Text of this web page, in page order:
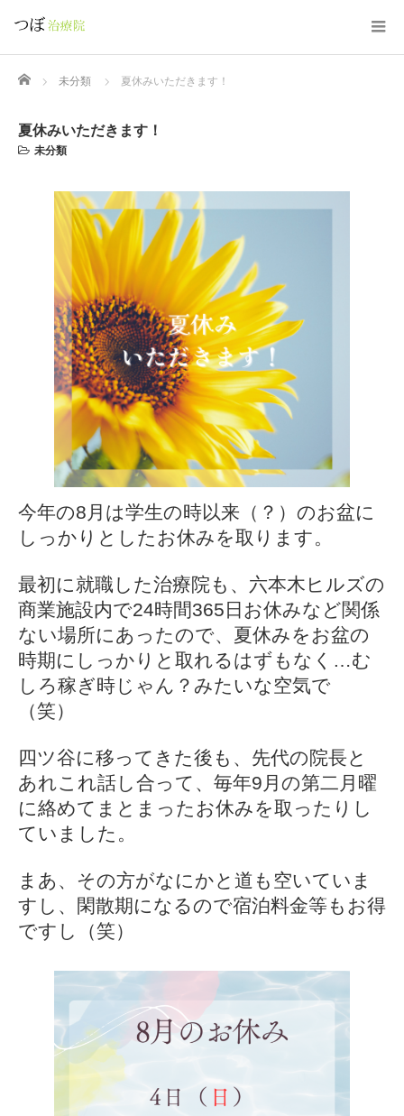
Home 未分類 夏休みいただきます！
夏休みいただきます！
未分類
今年の8月は学生の時以来（？）のお盆に
しっかりとしたお休みを取ります。
最初に就職した治療院も、六本木ヒルズの
商業施設内で24時間365日お休みなど関係
ない場所にあったので、夏休みをお盆の
時期にしっかりと取れるはずもなく…む
しろ稼ぎ時じゃん？みたいな空気で
（笑）
四ツ谷に移ってきた後も、先代の院長と
あれこれ話し合って、毎年9月の第二月曜
に絡めてまとまったお休みを取ったりし
ていました。
まあ、その方がなにかと道も空いていま
すし、閑散期になるので宿泊料金等もお得
ですし（笑）